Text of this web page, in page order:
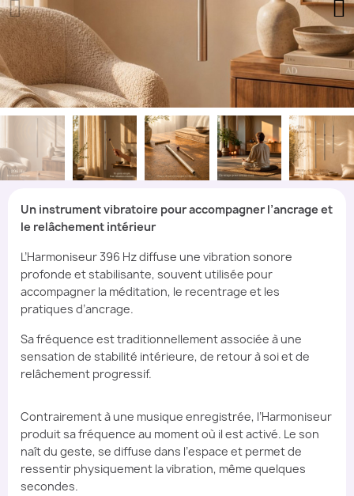
Un instrument vibratoire pour accompagner l’ancrage et
le relâchement intérieur
L’Harmoniseur 396 Hz diffuse une vibration sonore
profonde et stabilisante, souvent utilisée pour
accompagner la méditation, le recentrage et les
pratiques d’ancrage.
Sa fréquence est traditionnellement associée à une
sensation de stabilité intérieure, de retour à soi et de
relâchement progressif.
Contrairement à une musique enregistrée, l’Harmoniseur
produit sa fréquence au moment où il est activé. Le son
naît du geste, se diffuse dans l’espace et permet de
ressentir physiquement la vibration, même quelques
secondes.